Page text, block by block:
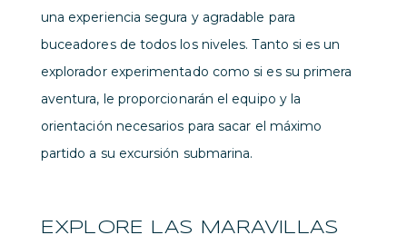
una experiencia segura y agradable para
buceadores de todos los niveles. Tanto si es un
explorador experimentado como si es su primera
aventura, le proporcionarán el equipo y la
orientación necesarios para sacar el máximo
partido a su excursión submarina.
EXPLORE LAS MARAVILLAS